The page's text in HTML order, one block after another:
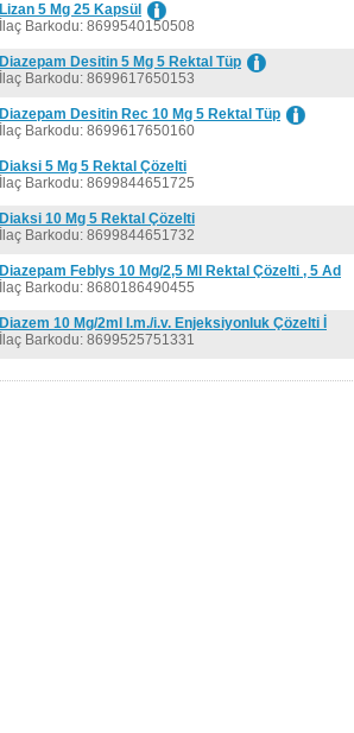
Lizan 5 Mg 25 Kapsül
İlaç Barkodu: 8699540150508
Diazepam Desitin 5 Mg 5 Rektal Tüp
İlaç Barkodu: 8699617650153
Diazepam Desitin Rec 10 Mg 5 Rektal Tüp
İlaç Barkodu: 8699617650160
Diaksi 5 Mg 5 Rektal Çözelti
İlaç Barkodu: 8699844651725
Diaksi 10 Mg 5 Rektal Çözelti
İlaç Barkodu: 8699844651732
Diazepam Feblys 10 Mg/2,5 Ml Rektal Çözelti , 5 Ad
İlaç Barkodu: 8680186490455
Diazem 10 Mg/2ml I.m./i.v. Enjeksiyonluk Çözelti İ
İlaç Barkodu: 8699525751331